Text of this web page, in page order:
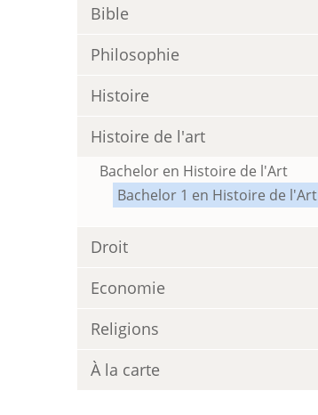
Bible
Philosophie
Histoire
Histoire de l'art
Bachelor en Histoire de l'Art
Bachelor 1 en Histoire de l'Art
Droit
Economie
Religions
À la carte